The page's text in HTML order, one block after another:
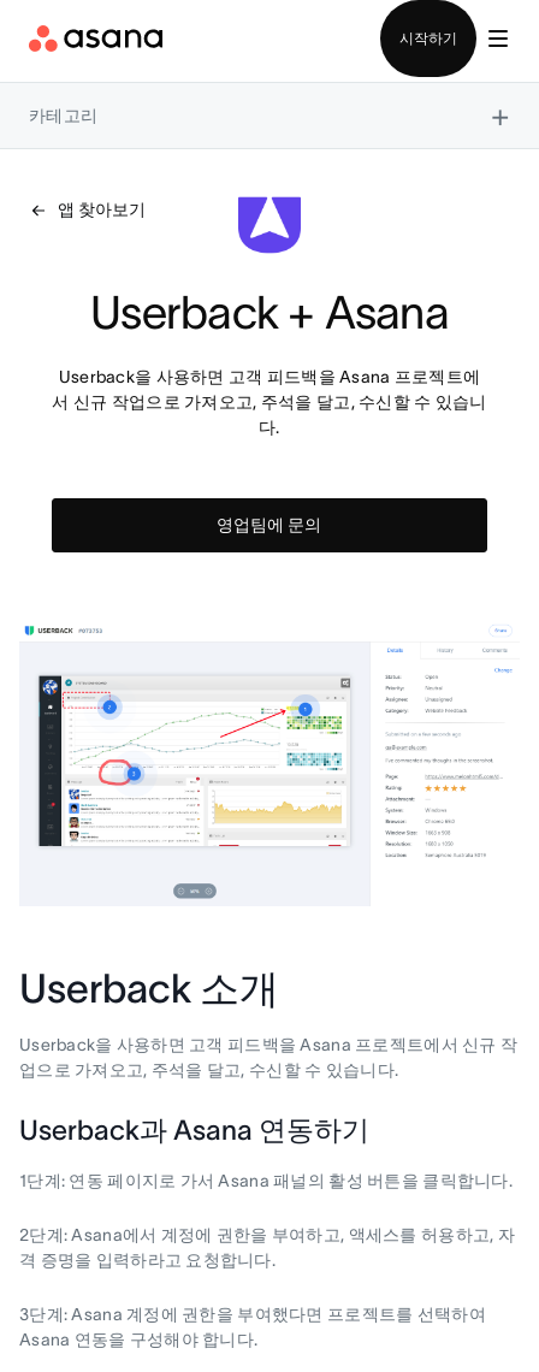
시작하기
카테고리 ×
앱 찾아보기
Userback + Asana
Userback을 사용하면 고객 피드백을 Asana 프로젝트에
서 신규 작업으로 가져오고, 주석을 달고, 수신할 수 있습니
다.
영업팀에 문의
Userback 소개
Userback을 사용하면 고객 피드백을 Asana 프로젝트에서 신규 작
업으로 가져오고, 주석을 달고, 수신할 수 있습니다.
Userback과 Asana 연동하기
1단계: 연동 페이지로 가서 Asana 패널의 활성 버튼을 클릭합니다.
2단계: Asana에서 계정에 권한을 부여하고, 액세스를 허용하고, 자
격 증명을 입력하라고 요청합니다.
3단계: Asana 계정에 권한을 부여했다면 프로젝트를 선택하여
Asana 연동을 구성해야 합니다.